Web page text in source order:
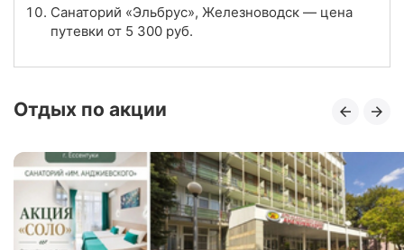
Отзывы 22 отзывов
Железноводск
Цена в сутки от
Рейтинг 4.0
Отзывы 6 отзывов
Санаторий «Горный Воздух», Железноводск
Санаторий «Эльбрус», Железноводск — цена
путевки от 5 300 руб.
Отдых по акции